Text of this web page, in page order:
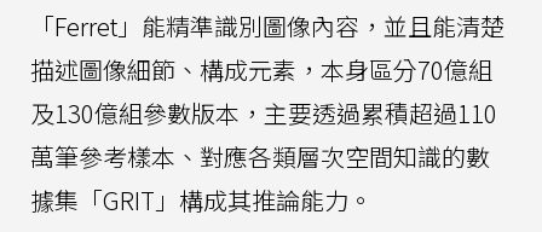
「Ferret」能精準識別圖像內容，並且能清楚
描述圖像細節、構成元素，本身區分70億組
及130億組參數版本，主要透過累積超過110
萬筆參考樣本、對應各類層次空間知識的數
據集「GRIT」構成其推論能力。